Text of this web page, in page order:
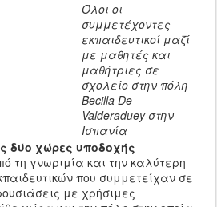
Όλοι οι
συμμετέχοντες
εκπαιδευτικοί μαζί
με μαθητές και
μαθήτριες σε
σχολείο στην πόλη
Becilla De
Valderaduey στην
Ισπανία
δύο χώρες υποδοχής
τη γνωριμία και την καλύτερη
που συμμετείχαν σε
με χρήσιμες